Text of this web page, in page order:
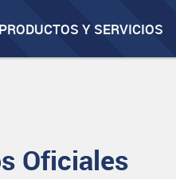
PRODUCTOS Y SERVICIOS
Oficiales